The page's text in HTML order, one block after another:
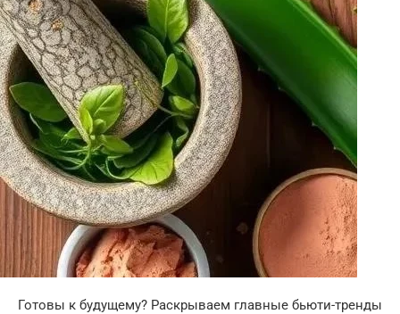
Готовы к будущему? Раскрываем главные бьюти-тренды